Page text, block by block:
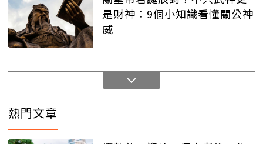
是財神：9個小知識看懂關公神
威
熱門文章